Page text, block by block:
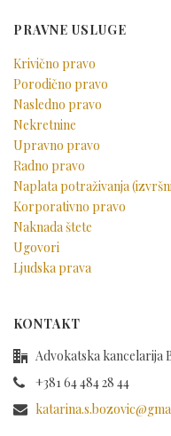
PRAVNE USLUGE
Krivično pravo
Porodično pravo
Nasledno pravo
Nekretnine
Upravno pravo
Radno pravo
Naplata potraživanja
Korporativno pravo
Naknada štete
Ugovori
Ljudska prava
KONTAKT
Advokatska kancelarija
+381 64 484 28 44